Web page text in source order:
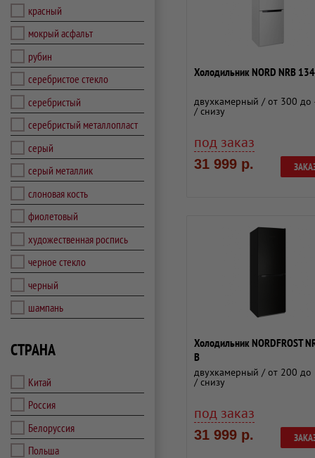
красный
мокрый асфальт
рубин
серебристое стекло
серебристый
серебристый металлопласт
серый
серый металлик
слоновая кость
фиолетовый
художественная роспись
черное стекло
черный
шампань
СТРАНА
Китай
Россия
Белоруссия
Польша
Холодильник NORD NRB
двухкамерный / от 300 до
/ снизу
под заказ
31 999 р.
Холодильник NORDFROST
B
двухкамерный / от 200 до
/ снизу
под заказ
31 999 р.